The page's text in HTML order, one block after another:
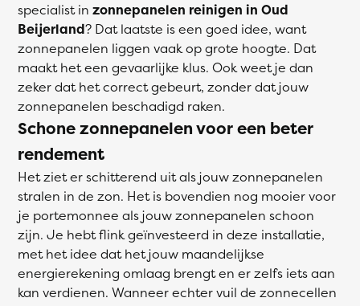
specialist in zonnepanelen reinigen in Oud
Beijerland? Dat laatste is een goed idee, want
zonnepanelen liggen vaak op grote hoogte. Dat
maakt het een gevaarlijke klus. Ook weet je dan
zeker dat het correct gebeurt, zonder dat jouw
zonnepanelen beschadigd raken.
Schone zonnepanelen voor een beter
rendement
Het ziet er schitterend uit als jouw zonnepanelen
stralen in de zon. Het is bovendien nog mooier voor
je portemonnee als jouw zonnepanelen schoon
zijn. Je hebt flink geïnvesteerd in deze installatie,
met het idee dat het jouw maandelijkse
energierekening omlaag brengt en er zelfs iets aan
kan verdienen. Wanneer echter vuil de zonnecellen